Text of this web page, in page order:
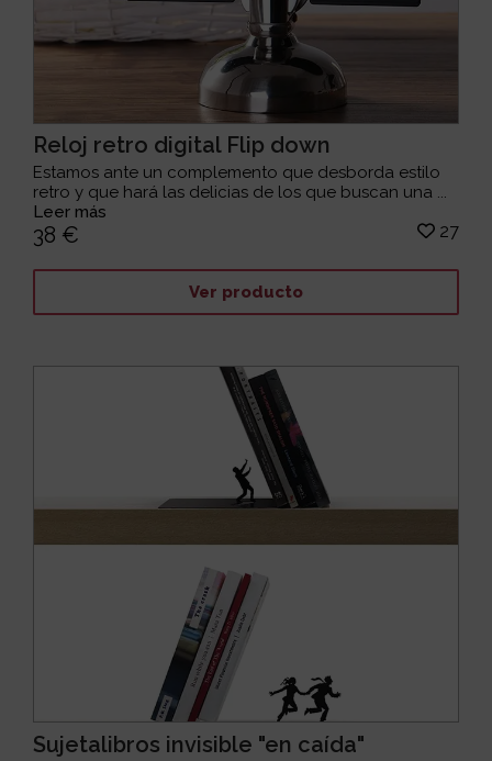
Reloj retro digital Flip down
Estamos ante un complemento que desborda estilo
retro y que hará las delicias de los que buscan una ...
Leer más
38 € 27
Ver producto
Sujetalibros invisible "en caída"